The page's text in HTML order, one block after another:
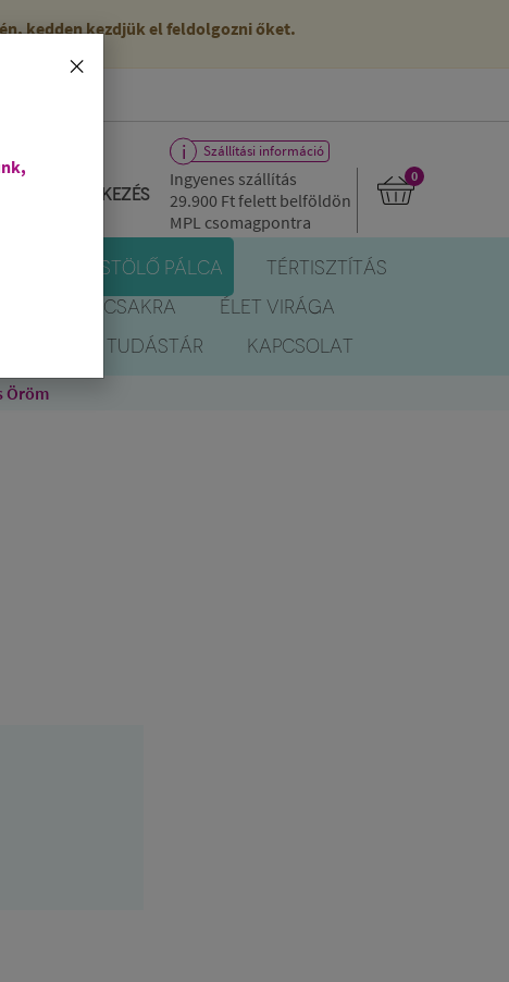
én, kedden kezdjük el feldolgozni őket.
Bejelentkezés
Szállítási információ
Ingyenes szállítás
29.900 Ftfelett belföldön
MPL csomagpontra
0
FÜSTÖLŐ PÁLCA
TÉRTISZTÍTÁS
CSAKRA
ÉLET VIRÁGA
TUDÁSTÁR KAPCSOLAT
Öröm
×